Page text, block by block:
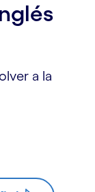
a la